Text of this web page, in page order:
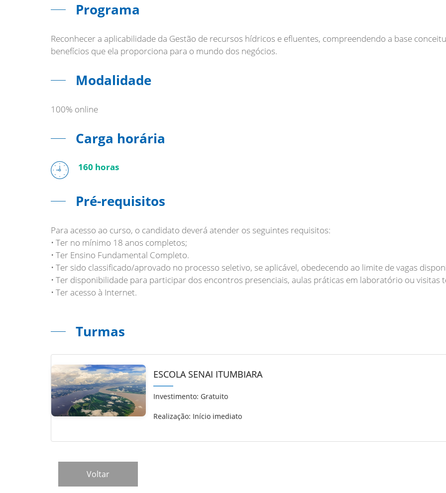
Programa
Reconhecer a aplicabilidade da Gestão de recursos hídricos e efluentes, compreendendo a base
benefícios que ela proporciona para o mundo dos negócios.
Modalidade
100% online
Carga horária
160 horas
Pré-requisitos
Para acesso ao curso, o candidato deverá atender os seguintes requisitos:
• Ter no mínimo 18 anos completos;
• Ter Ensino Fundamental Completo.
• Ter sido classificado/aprovado no processo seletivo, se aplicável, obedecendo ao limite de vagas
• Ter disponibilidade para participar dos encontros presenciais, aulas práticas em laboratório ou visitas
• Ter acesso à Internet.
Turmas
ESCOLA SENAI ITUMBIARA
Investimento: Gratuito
Realização: Início imediato